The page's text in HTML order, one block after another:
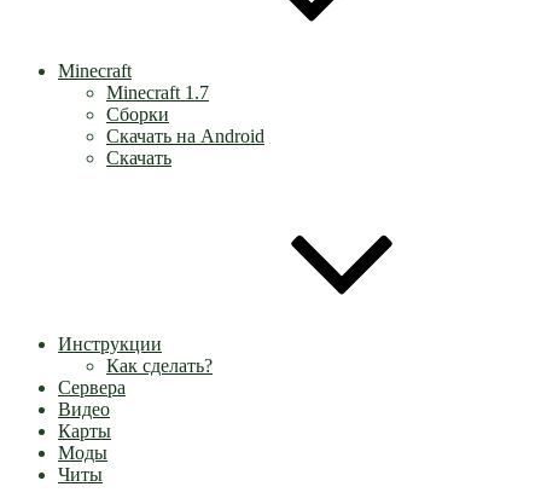
Minecraft
Minecraft 1.7
Сборки
Скачать на Android
Скачать
Инструкции
Как сделать?
Сервера
Видео
Карты
Моды
Читы